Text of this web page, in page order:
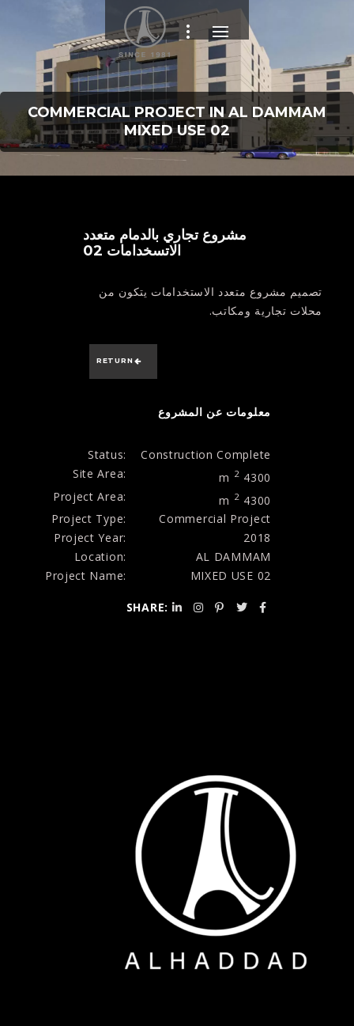
COMMERCIAL PROJECT IN AL DAMMAM
MIXED USE 02
مشروع تجاري بالدمام متعدد
الاتسخدامات 02
تصميم مشروع متعدد الاستخدامات يتكون من
محلات تجارية ومكاتب.
RETURN
معلومات عن المشروع
:Status
Construction Complete
:Site Area
4300 m
2
:Project Area 4300 m
2
:Project Type
Commercial Project
:Project Year
2018
:Location
AL DAMMAM
:Project Name
MIXED USE 02
:SHARE